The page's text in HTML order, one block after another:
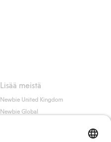
Lisää meistä
Newbie United Kingdom
Newbie Global